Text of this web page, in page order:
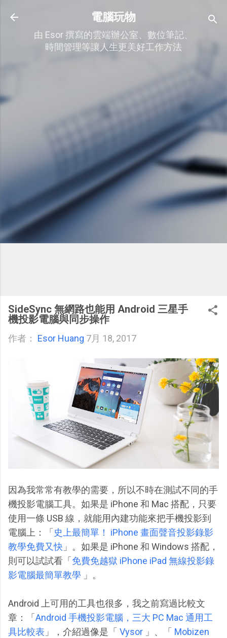
跳到主要內容
電腦玩物
由 Esor 撰寫的雲端辦公室、數位筆記、
時間管理等讓人生更美好工作方法
SideSync 無網路也能用 Android 三星手
機投影電腦與同步操作
作者： Esor Huang 7月 18, 2017
因為我常常有教學的需要，所以不時在測試不同的手
機投影電腦工具。如果是 iPhone 和 Mac 搭配，只要
使用一條 USB 線，就能用內建功能來把手機投影到
電腦上：「 史上最簡單！ iPhone 畫面聲音投影錄影
教學免費又快 」。如果是 iPhone 和 Windows 搭配，
則可以試試看「 免費免越獄 iPhone iPad 無線投影錄
影電腦最簡單教學 」。
Android 上可用的工具也很多，我之前寫過比較文
章：「 Android 手機投影電腦，三大 PC Mac 通用工
具比較表 」，介紹過像是「 Vysor 」、「 Mobizen